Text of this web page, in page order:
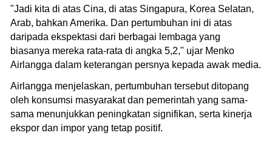
"Jadi kita di atas Cina, di atas Singapura, Korea Selatan,
Arab, bahkan Amerika. Dan pertumbuhan ini di atas
daripada ekspektasi dari berbagai lembaga yang
biasanya mereka rata-rata di angka 5,2," ujar Menko
Airlangga dalam keterangan persnya kepada awak media.
Airlangga menjelaskan, pertumbuhan tersebut ditopang
oleh konsumsi masyarakat dan pemerintah yang sama-
sama menunjukkan peningkatan signifikan, serta kinerja
ekspor dan impor yang tetap positif.